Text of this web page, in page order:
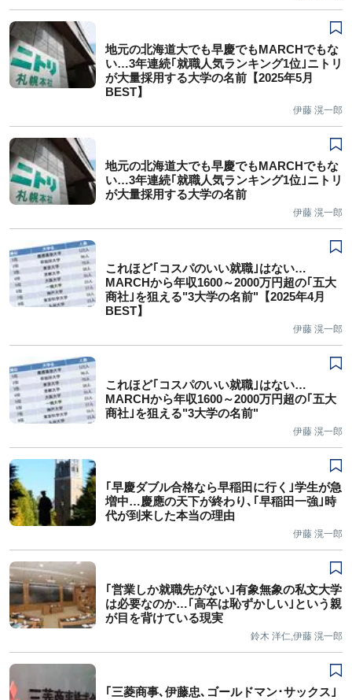
地元の北海道大でも早慶でもMARCHでもな
い…3年連続｢就職人気ランキング1位｣ニトリ
が大量採用する大学の名前【2025年5月
BEST】
伊藤 滉一郎
地元の北海道大でも早慶でもMARCHでもな
い…3年連続｢就職人気ランキング1位｣ニトリ
が大量採用する大学の名前
伊藤 滉一郎
これほど｢コスパのいい就職｣はない…
MARCHから年収1600～2000万円超の｢五大
商社｣を狙える"3大学の名前"【2025年4月
BEST】
伊藤 滉一郎
これほど｢コスパのいい就職｣はない…
MARCHから年収1600～2000万円超の｢五大
商社｣を狙える"3大学の名前"
伊藤 滉一郎
｢早慶ダブル合格なら早稲田に行く｣学生が急
増中…慶應の天下が終わり､｢早稲田一強｣時
代が到来した本当の理由
伊藤 滉一郎
｢営業しか就職先がない｣有象無象の私文大学
は必要なのか…｢高卒は恥ずかしい｣という親
が目を背けている現実
鈴木 洋仁,伊藤 滉一郎
｢三菱商事､伊藤忠､ゴールドマン･サックス｣